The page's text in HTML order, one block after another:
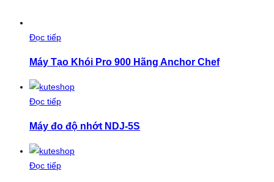
Đọc tiếp
Máy Tạo Khói Pro 900 Hãng Anchor Chef
Đọc tiếp
Máy đo độ nhớt NDJ-5S
Đọc tiếp